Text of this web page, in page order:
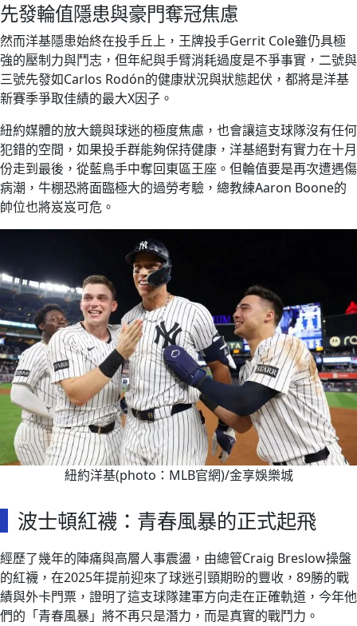
先發輪值隱患與豪門奪冠焦慮
然而洋基隱患始終在投手丘上，王牌投手Gerrit Cole雖仍具極
強的壓制力與鬥志，但年紀與手臂消耗過度是不爭事實，二號與
三號先發如Carlos Rodón的健康狀況與狀態起伏，都將是洋基
新賽季爭取佳績的最大X因子。
紐約媒體的放大鏡與球迷的極度焦慮，也會讓這支球隊沒有任何
犯錯的空間，如果投手群能夠保持健康，洋基絕對有實力在十月
份走到最後，從藍鳥手中奪回東區王座。但輪值要是再次遭遇傷
病潮，牛棚恐將面臨極大的過勞考驗，總教練Aaron Boone的
帥位也將岌岌可危。
紐約洋基(photo：MLB官網)/金享娛樂城
波士頓紅襪：青春風暴的正式起飛
經歷了幾年的陣痛與高層人事震盪，由總管Craig Breslow操盤
的紅襪，在2025年提前迎來了球迷引頸期盼的豐收，89勝的戰
績與外卡門票，證明了這支球隊建軍方向走在正確軌道，今年他
們的「青春風暴」將不再只是潛力，而是真實的戰鬥力。